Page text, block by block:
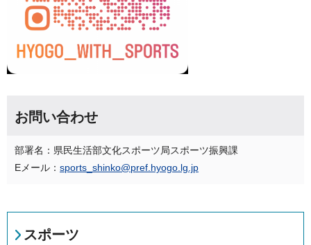
お問い合わせ
部署名：県民生活部文化スポーツ局スポーツ振興課
Eメール： sports_shinko@pref.hyogo.lg.jp
スポーツ